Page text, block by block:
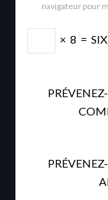
navigateur pour
× 8 =